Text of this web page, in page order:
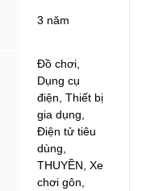
3 năm
Đồ chơi,
Dụng cụ
điện, Thiết bị
gia dụng,
Điện tử tiêu
dùng,
THUYỀN, Xe
chơi gôn,